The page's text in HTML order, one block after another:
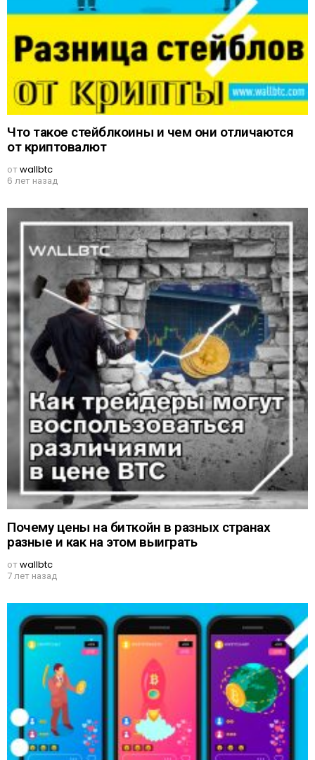
Что такое стейблкоины и чем они отличаются
от криптовалют
отwallbtc
6 лет назад
Почему цены на биткойн в разных странах
разные и как на этом выиграть
отwallbtc
7 лет назад